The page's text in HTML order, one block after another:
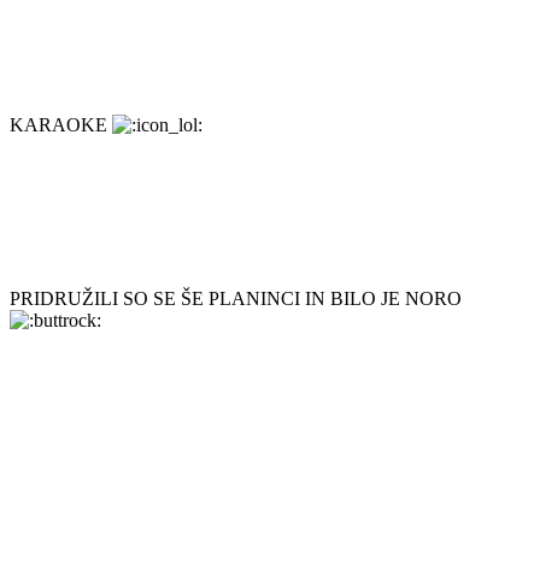
KARAOKE
PRIDRUŽILI SO SE ŠE PLANINCI IN BILO JE NORO